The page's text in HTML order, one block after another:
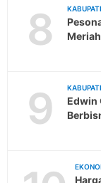
8
9
Edwin